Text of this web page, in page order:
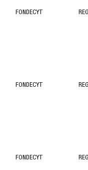
FONDECYT
FONDECYT
FONDECYT